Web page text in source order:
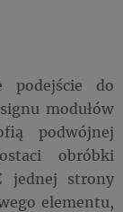
podejście do
modułów
podwójnej
obróbki
jednej strony
elementu,